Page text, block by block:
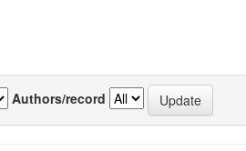
Authors/record